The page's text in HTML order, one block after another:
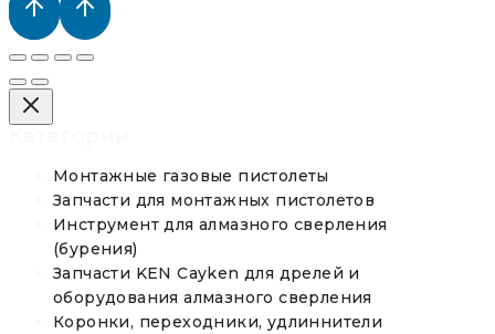
Монтажные газовые пистолеты
Запчасти для монтажных пистолетов
Инструмент для алмазного сверления
(бурения)
Запчасти KEN Cayken для дрелей и
оборудования алмазного сверления
Коронки, переходники, удлиннители